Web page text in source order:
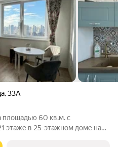
,33А
площадью 60 кв.м. с
этаже в 25-этажном доме на